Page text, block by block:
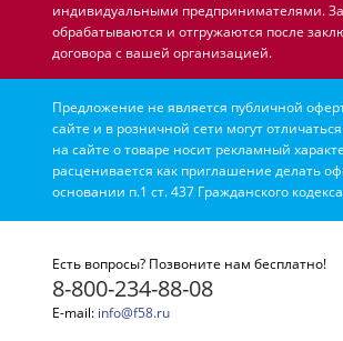
индивидуальными предпринимателями.
обрабатываются и отгружаются после
договора с вашей организацией.
Предложение не является публичной
сайте и в розничной сети могут
на сайте о товаре носит рекламный
расценивается как приглашение делать
основании п.1 ст. 437 Гражданского
Есть вопросы? Позвоните нам бесплатно!
8-800-234-88-08
E-mail: info@f58.ru